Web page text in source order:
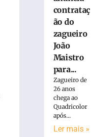
nova
redução,
Copom
contrataç
ão do
zagueiro
João
Maistro
para...
Zagueiro de
26 anos
chega ao
Quadricolor
após...
Ler mais »